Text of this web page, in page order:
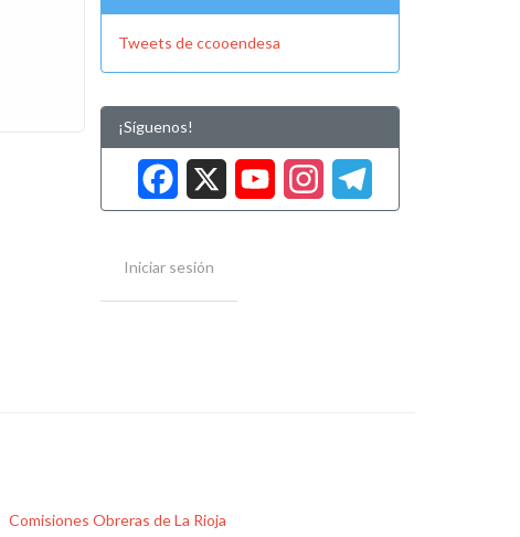
Tweets de ccooendesa
¡Síguenos!
Facebook
XYouTube
Iniciar sesión
Comisiones Obreras de La Rioja